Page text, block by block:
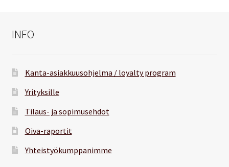
INFO
Kanta-asiakkuusohjelma / loyalty program
Yrityksille
Tilaus- ja sopimusehdot
Oiva-raportit
Yhteistyökumppanimme